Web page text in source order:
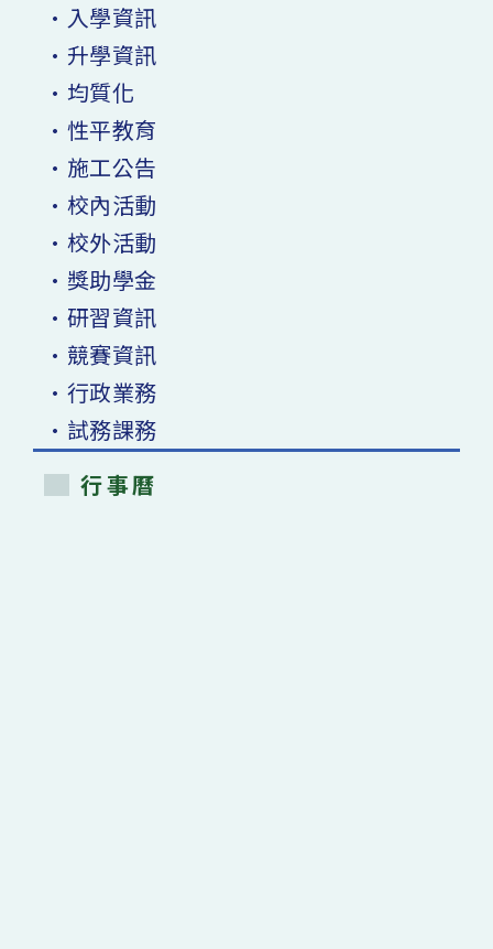
•入學資訊
•升學資訊
•均質化
•性平教育
•施工公告
•校內活動
•校外活動
•獎助學金
•研習資訊
•競賽資訊
•行政業務
•試務課務
行事曆